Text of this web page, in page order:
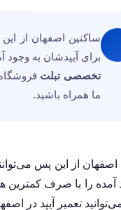
ساکنین اصفهان از این
برای آیپدشان به وجود
تخصصی تبلت
ما همراه باشید.
اصفهان از این پس
آمده را با صرف کمترین
می‌توانید تعمیر آیپد در